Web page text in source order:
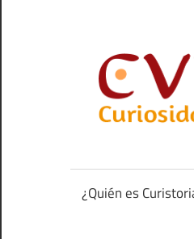
contenido
anécdotas
de
¿Quién es